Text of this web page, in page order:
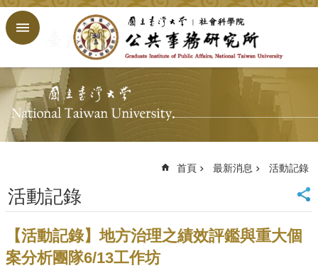
跳到主要內容區塊
搜
尋
回
首
頁
頁
站
導
覽
首頁 最新消息 活動記錄
活動記錄
【活動記錄】地方治理之績效評鑑與重大個
案分析團隊6/13工作坊